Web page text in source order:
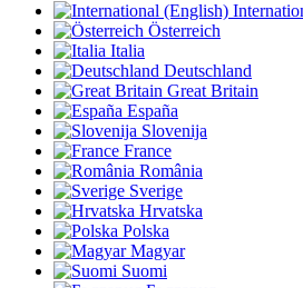
Österreich
Italia
Deutschland
Great Britain
España
Slovenija
France
România
Sverige
Hrvatska
Polska
Magyar
Suomi